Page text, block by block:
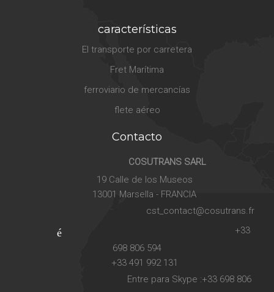
características
El transporte por carretera
Fret Marítima
ferroviario de mercancías
flete aéreo
Contacto
COSUTRANS SARL
19 Calle de los Museos
13001 Marsella - FRANCIA
cst_contact@cosutrans.fr
teléfono inteligente
+33
698 806 594
+33 491 992 131
Entre para Skype :+33 698 806